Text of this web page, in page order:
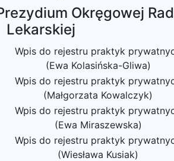
Okręgowej
Lekarskiej
Wpis do rejestru praktyk
(Ewa Kolasińska-Gliwa)
Wpis do rejestru praktyk
(Małgorzata Kowalczyk)
Wpis do rejestru praktyk
(Ewa Miraszewska)
Wpis do rejestru praktyk
(Wiesława Kusiak)